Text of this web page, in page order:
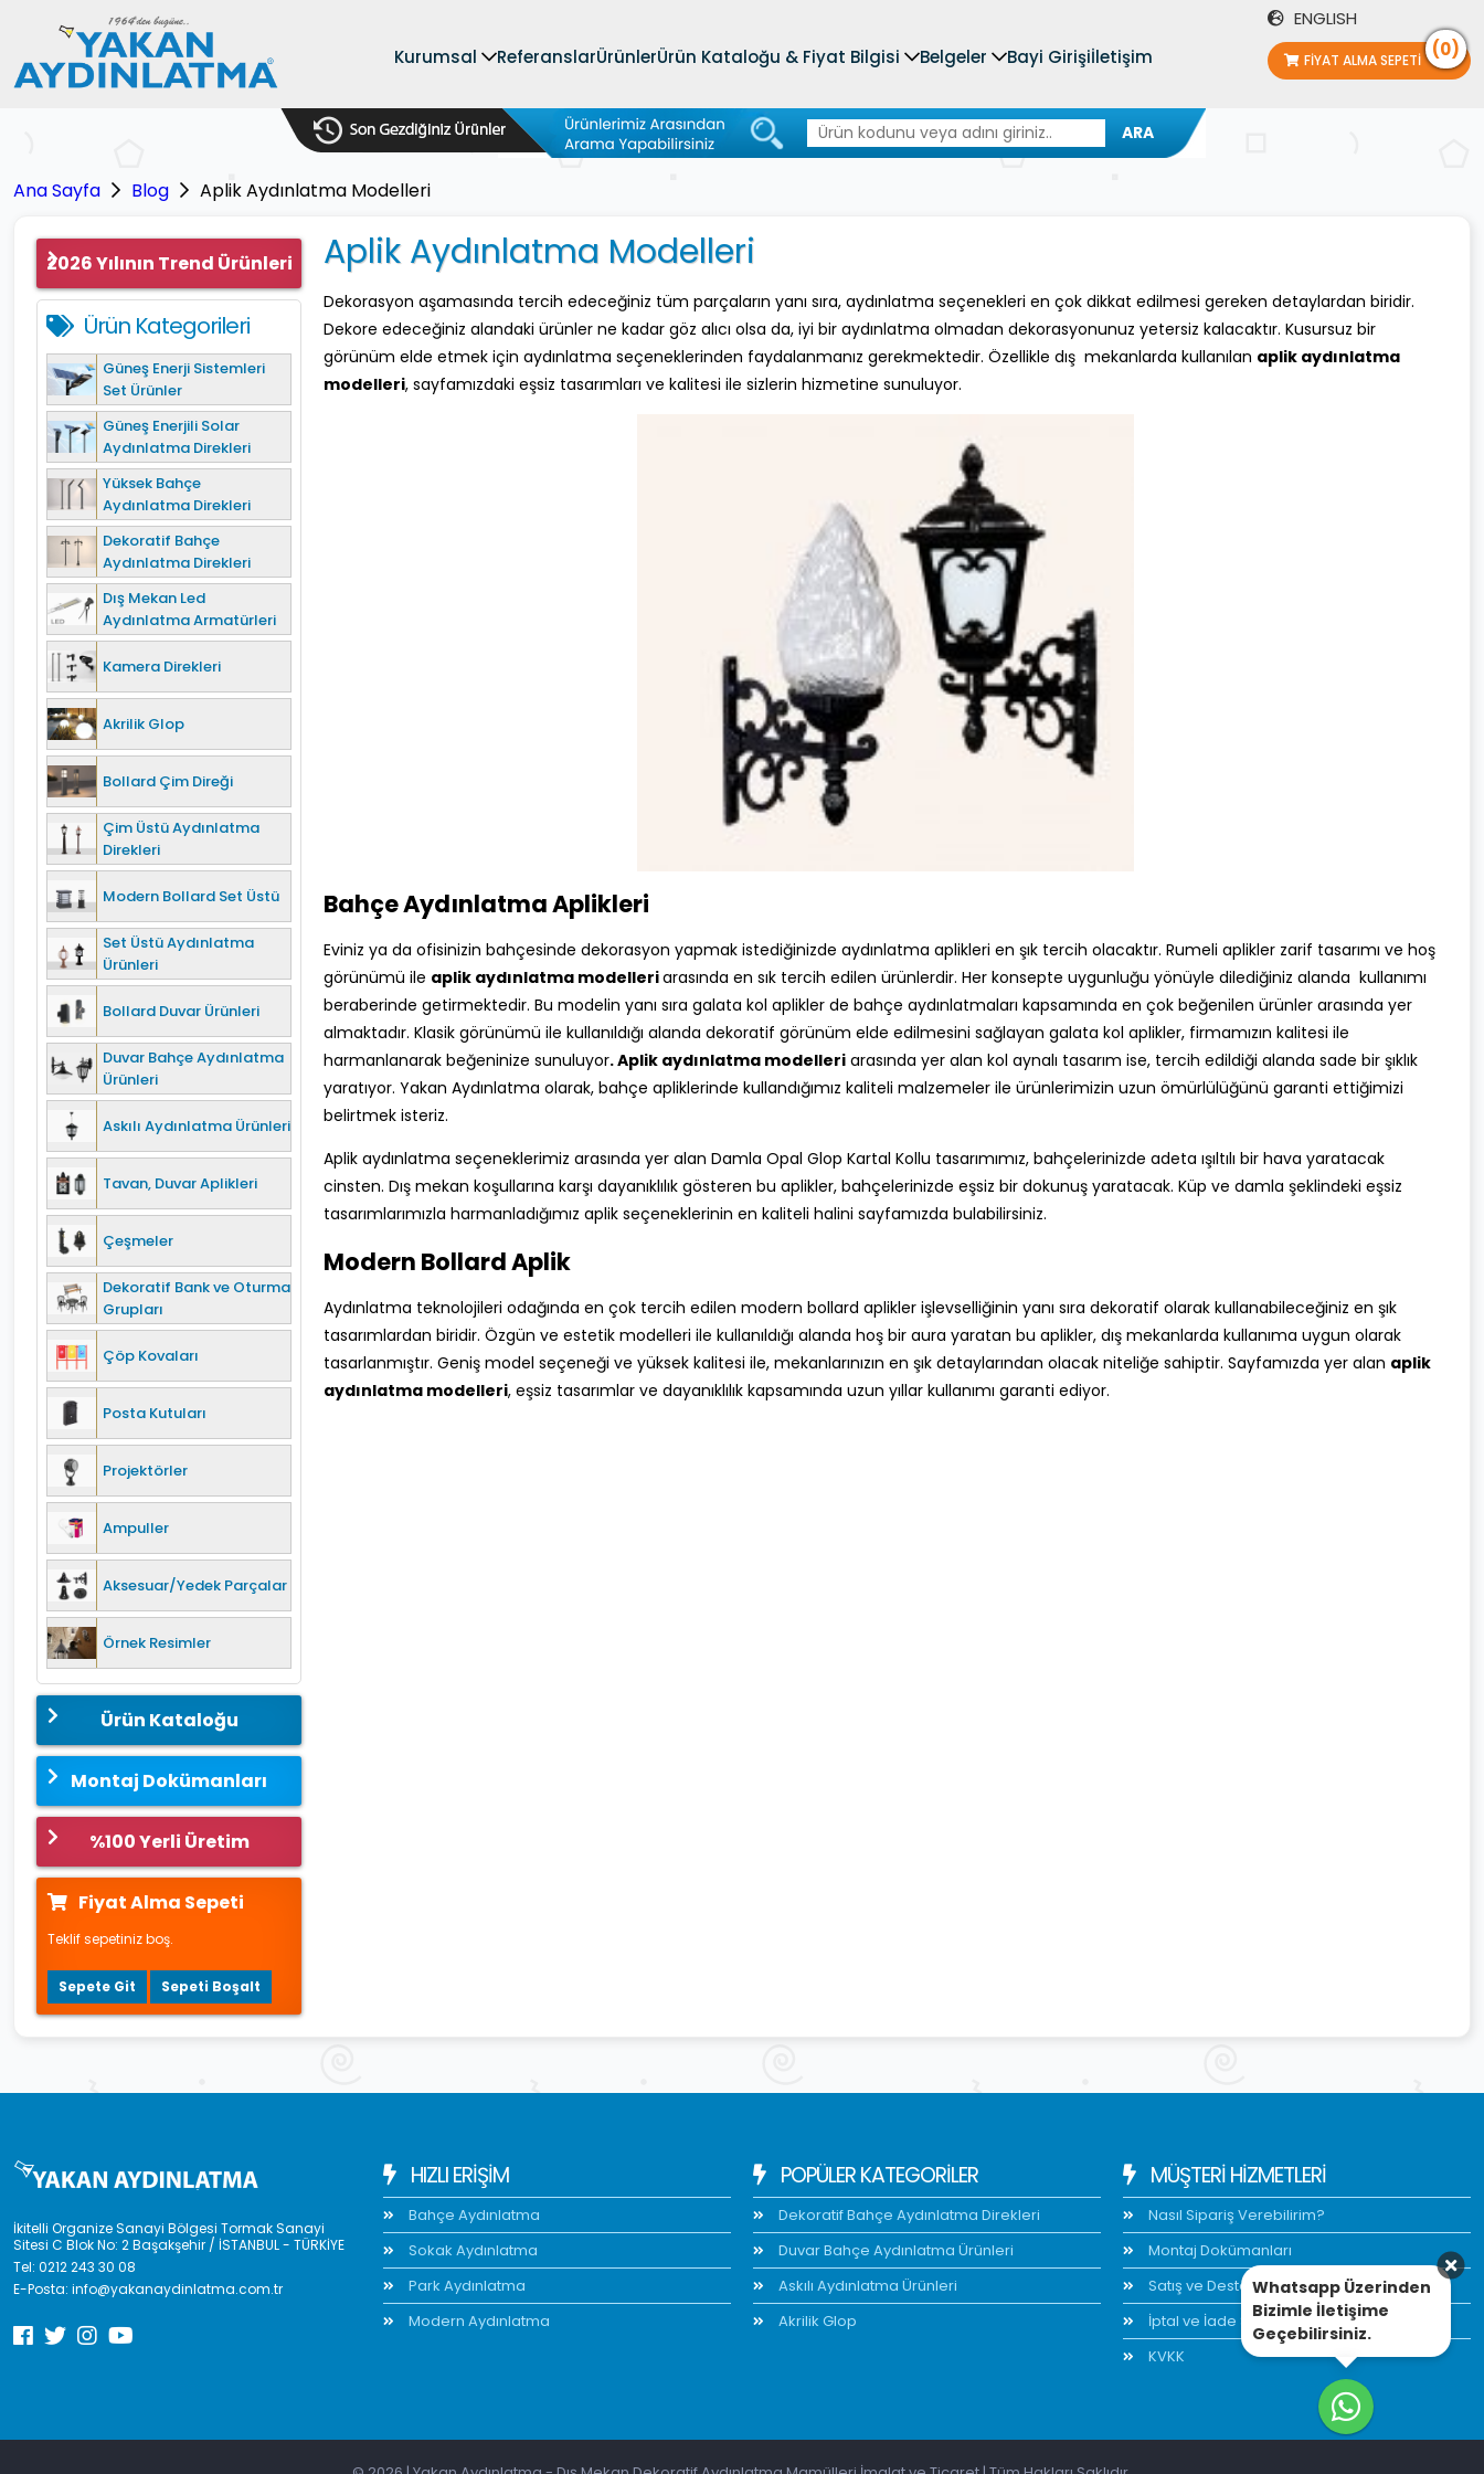
Kurumsal ReferanslarÜrünlerÜrün Kataloğu & Fiyat Bilgisi Belgeler Bayi Girişiİletişim
ENGLISH
FIYAT ALMA SEPETI (0)
ARA
Ana Sayfa Blog Aplik Aydınlatma Modelleri
2026 Yılının Trend Ürünleri
Ürün Kategorileri
Güneş Enerji Sistemleri
Set Ürünler
Güneş Enerjili Solar
Aydınlatma Direkleri
Yüksek Bahçe
Aydınlatma Direkleri
Dekoratif Bahçe
Aydınlatma Direkleri
Dış Mekan Led
Aydınlatma Armatürleri
Kamera Direkleri
Akrilik Glop
Bollard Çim Direği
Çim Üstü Aydınlatma
Direkleri
Modern Bollard Set Üstü
Set Üstü Aydınlatma
Ürünleri
Bollard Duvar Ürünleri
Duvar Bahçe Aydınlatma
Ürünleri
Askılı Aydınlatma Ürünleri
Tavan, Duvar Aplikleri
Çeşmeler
Dekoratif Bank ve Oturma
Grupları
Çöp Kovaları
Posta Kutuları
Projektörler
Ampuller
Aksesuar/Yedek Parçalar
Örnek Resimler
Ürün Kataloğu
Montaj Dokümanları
%100 Yerli Üretim
Fiyat Alma Sepeti
Teklif sepetiniz boş.
Sepete Git Sepeti Boşalt
Aplik Aydınlatma Modelleri
Dekorasyon aşamasında tercih edeceğiniz tüm parçaların yanı sıra, aydınlatma seçenekleri en çok dikkat edilmesi gereken detaylardan biridir.
Dekore edeceğiniz alandaki ürünler ne kadar göz alıcı olsa da, iyi bir aydınlatma olmadan dekorasyonunuz yetersiz kalacaktır. Kusursuz bir
görünüm elde etmek için aydınlatma seçeneklerinden faydalanmanız gerekmektedir. Özellikle dış mekanlarda kullanılan aplik aydınlatma
modelleri, sayfamızdaki eşsiz tasarımları ve kalitesi ile sizlerin hizmetine sunuluyor.
Bahçe Aydınlatma Aplikleri
Eviniz ya da ofisinizin bahçesinde dekorasyon yapmak istediğinizde aydınlatma aplikleri en şık tercih olacaktır. Rumeli aplikler zarif tasarımı ve hoş
görünümü ile aplik aydınlatma modelleriarasında en sık tercih edilen ürünlerdir. Her konsepte uygunluğu yönüyle dilediğiniz alanda kullanımı
beraberinde getirmektedir. Bu modelin yanı sıra galata kol aplikler de bahçe aydınlatmaları kapsamında en çok beğenilen ürünler arasında yer
almaktadır. Klasik görünümü ile kullanıldığı alanda dekoratif görünüm elde edilmesini sağlayan galata kol aplikler, firmamızın kalitesi ile
harmanlanarak beğeninize sunuluyor. Aplik aydınlatma modelleri arasında yer alan kol aynalı tasarım ise, tercih edildiği alanda sade bir şıklık
yaratıyor. Yakan Aydınlatma olarak, bahçe apliklerinde kullandığımız kaliteli malzemeler ile ürünlerimizin uzun ömürlülüğünü garanti ettiğimizi
belirtmek isteriz.
Aplik aydınlatma seçeneklerimiz arasında yer alan Damla Opal Glop Kartal Kollu tasarımımız, bahçelerinizde adeta ışıltılı bir hava yaratacak
cinsten. Dış mekan koşullarına karşı dayanıklılık gösteren bu aplikler, bahçelerinizde eşsiz bir dokunuş yaratacak. Küp ve damla şeklindeki eşsiz
tasarımlarımızla harmanladığımız aplik seçeneklerinin en kaliteli halini sayfamızda bulabilirsiniz.
Modern Bollard Aplik
Aydınlatma teknolojileri odağında en çok tercih edilen modern bollard aplikler işlevselliğinin yanı sıra dekoratif olarak kullanabileceğiniz en şık
tasarımlardan biridir. Özgün ve estetik modelleri ile kullanıldığı alanda hoş bir aura yaratan bu aplikler, dış mekanlarda kullanıma uygun olarak
tasarlanmıştır. Geniş model seçeneği ve yüksek kalitesi ile, mekanlarınızın en şık detaylarından olacak niteliğe sahiptir. Sayfamızda yer alan aplik
aydınlatma modelleri, eşsiz tasarımlar ve dayanıklılık kapsamında uzun yıllar kullanımı garanti ediyor.
İkitelli Organize Sanayi Bölgesi Tormak Sanayi
Sitesi C Blok No: 2 Başakşehir / İSTANBUL - TÜRKİYE
Tel: 0212 243 30 08
E-Posta: info@yakanaydinlatma.com.tr
HIZLI ERIŞIM
Bahçe Aydınlatma
Sokak Aydınlatma
Park Aydınlatma
Modern Aydınlatma
POPÜLER KATEGORİLER
Dekoratif Bahçe Aydınlatma Direkleri
Duvar Bahçe Aydınlatma Ürünleri
Askılı Aydınlatma Ürünleri
Akrilik Glop
MÜŞTERİ HİZMETLERİ
Nasıl Sipariş Verebilirim?
Montaj Dokümanları
Satış ve Destek
İptal ve İade Şartları
KVKK
Whatsapp Üzerinden
Bizimle İletişime
Geçebilirsiniz.